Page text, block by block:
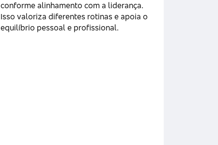
conforme alinhamento com a liderança.
Isso valoriza diferentes rotinas e apoia o
equilíbrio pessoal e profissional.